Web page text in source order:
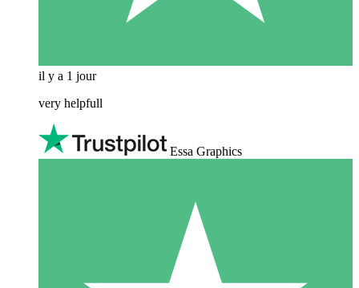
il y a 1 jour
very helpfull
Essa Graphics